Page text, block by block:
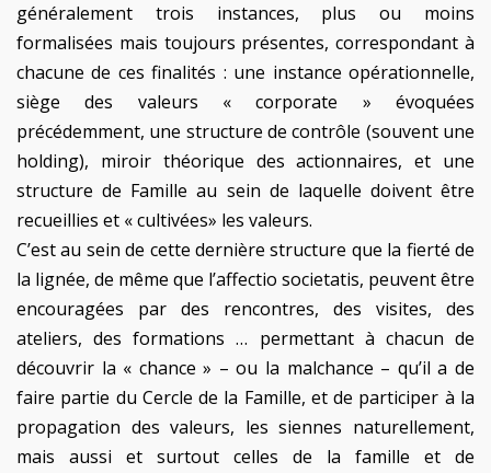
généralement trois instances, plus ou moins
formalisées mais toujours présentes, correspondant à
chacune de ces finalités : une instance opérationnelle,
siège des valeurs « corporate » évoquées
précédemment, une structure de contrôle (souvent une
holding), miroir théorique des actionnaires, et une
structure de Famille au sein de laquelle doivent être
recueillies et « cultivées» les valeurs.
C’est au sein de cette dernière structure que la fierté de
la lignée, de même que l’affectio societatis, peuvent être
encouragées par des rencontres, des visites, des
ateliers, des formations … permettant à chacun de
découvrir la « chance » – ou la malchance – qu’il a de
faire partie du Cercle de la Famille, et de participer à la
propagation des valeurs, les siennes naturellement,
mais aussi et surtout celles de la famille et de